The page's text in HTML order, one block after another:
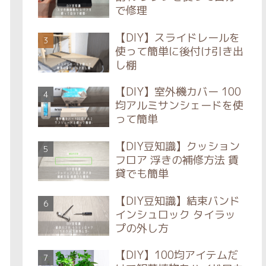
で修理
【DIY】スライドレールを
使って簡単に後付け引き出
し棚
【DIY】室外機カバー 100
均アルミサンシェードを使
って簡単
【DIY豆知識】クッション
フロア 浮きの補修方法 賃
貸でも簡単
【DIY豆知識】結束バンド
インシュロック タイラッ
プの外し方
【DIY】100均アイテムだ